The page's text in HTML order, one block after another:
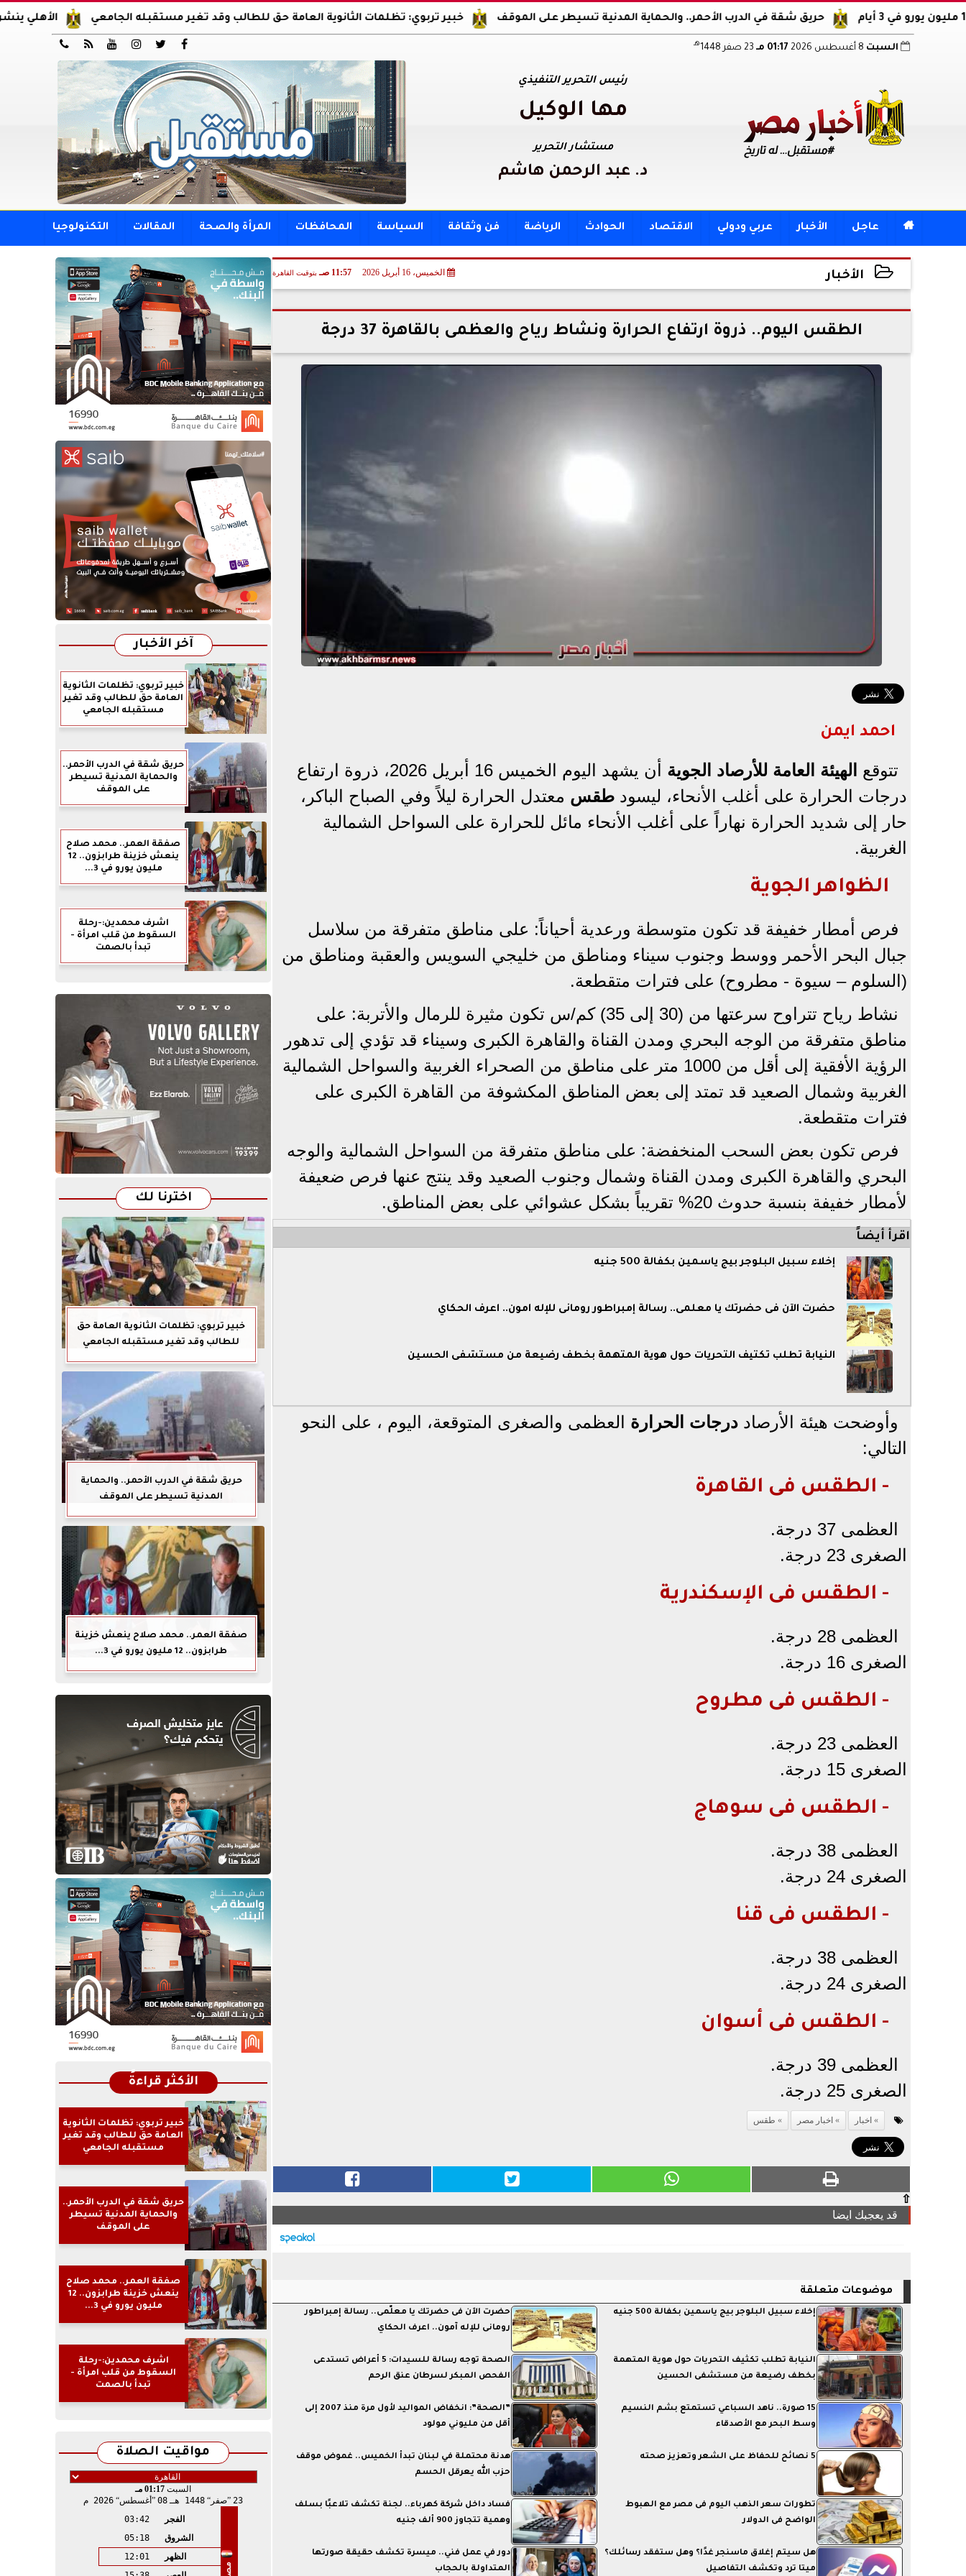
الأهلي ينشر صوراً من خبير تربوي: تظلمات الثانوية العامة حق للطالب وقد تغير مستقبله الجامعي حريق شقة في الدرب الأحمر.. والحماية المدنية تسيطر على الموقف





 السبت 01:17 مـ هـ
رئيس التحرير التنفيذي
مها الوكيل
مستشار التحرير
د. عبد الرحمن هاشم
 عاجل الأخبار عربي ودولي الاقتصاد الحوادث الرياضة فن وثقافة السياسة المحافظات المرأة والصحة المقالات التكنولوجيا
الأخبار الخميس، 16 أبريل 2026 11:57 صـ بتوقيت القاهرة
2026-04-16 11:57:46
الطقس اليوم.. ذروة ارتفاع الحرارة ونشاط رياح والعظمى بالقاهرة 37 درجة
احمد ايمن
تتوقع الهيئة العامة للأرصاد الجوية
أن يشهد اليوم الخميس 16 أبريل 2026، ذروة ارتفاع
درجات الحرارة على أغلب الأنحاء، ل​يسود طقس معتدل الحرارة ليلاً وفي الصباح الباكر،
حار إلى شديد الحرارة نهاراً على أغلب الأنحاء مائل للحرارة على السواحل الشمالية
الغربية.
الظواهر الجوية
​فرص أمطار خفيفة قد تكون متوسطة ورعدية أحياناً: على مناطق متفرقة من سلاسل
جبال البحر الأحمر ووسط وجنوب سيناء ومناطق من خليجي السويس والعقبة ومناطق من
(السلوم – سيوة - مطروح) على فترات متقطعة.
​نشاط رياح تتراوح سرعتها من (30 إلى 35) كم/س تكون مثيرة للرمال والأتربة: على
مناطق متفرقة من الوجه البحري ومدن القناة والقاهرة الكبرى وسيناء قد تؤدي إلى تدهور
الرؤية الأفقية إلى أقل من 1000 متر على مناطق من الصحراء الغربية والسواحل الشمالية
الغربية وشمال الصعيد قد تمتد إلى بعض المناطق المكشوفة من القاهرة الكبرى على
فترات متقطعة.
​فرص تكون بعض السحب المنخفضة: على مناطق متفرقة من السواحل الشمالية والوجه
البحري والقاهرة الكبرى ومدن القناة وشمال وجنوب الصعيد وقد ينتج عنها فرص ضعيفة
لأمطار خفيفة بنسبة حدوث 20% تقريباً بشكل عشوائي على بعض المناطق.
اقرأ أيضاً
إخلاء سبيل البلوجر بيج ياسمين بكفالة 500 جنيه
حضرت الآن فى حضرتك يا معلّمى.. رسالة إمبراطور رومانى للإله آمون.. اعرف الحكاي
النيابة تطلب تكثيف التحريات حول هوية المتهمة بخطف رضيعة من مستشفى الحسين
وأوضحت هيئة الأرصاد درجات الحرارة
العظمى والصغرى المتوقعة، اليوم ، على النحو
التالي:
- الطقس فى القاهرة
العظمى 37 درجة.
الصغرى 23 درجة.
- الطقس فى الإسكندرية
العظمى 28 درجة.
الصغرى 16 درجة.
- الطقس فى مطروح
العظمى 23 درجة.
الصغرى 15 درجة.
- الطقس فى سوهاج
العظمى 38 درجة.
الصغرى 24 درجة.
- الطقس فى قنا
العظمى 38 درجة.
الصغرى 24 درجة.
- الطقس فى أسوان
العظمى 39 درجة.
الصغرى 25 درجة.
اخبار اخبار مصر طقس
⇧
قد يعجبك ايضا
موضوعات متعلقة
إخلاء سبيل البلوجر بيج ياسمين بكفالة 500 جنيه
حضرت الآن فى حضرتك يا معلّمى.. رسالة إمبراطور
رومانى للإله آمون.. اعرف الحكاي
النيابة تطلب تكثيف التحريات حول هوية المتهمة
بخطف رضيعة من مستشفى الحسين
الصحة توجه رسالة للسيدات: 5 أعراض تستدعى
الفحص المبكر لسرطان عنق الرحم
15 صورة.. ناهد السباعي تستمتع بشم النسيم
وسط البحر مع الأصدقاء
”الصحة”: انخفاض المواليد لأول مرة منذ 2007 إلى
أقل من مليوني مولود
5 نصائح للحفاظ على الشعر وتعزيز صحته
هدنة محتملة في لبنان تبدأ الخميس.. غموض موقف
حزب الله يعرقل الحسم
تطورات سعر الذهب اليوم فى مصر مع الهبوط
الواضح فى الدولار
فساد داخل شركة كهرباء.. لجنة تكشف تلاعبًا بسلف
وهمية تتجاوز 900 ألف جنيه
هل سيتم إغلاق ماسنجر غدًا؟ وهل ستفقد رسائلك؟
ميتا ترد وتكشف التفاصيل
دور في عمل فني.. ميسرة تكشف حقيقة صورتها
المتداولة بالحجاب
آخر الأخبار
خبير تربوي: تظلمات الثانوية
العامة حق للطالب وقد تغير
مستقبله الجامعي
حريق شقة في الدرب الأحمر..
والحماية المدنية تسيطر
على الموقف
صفقة العمر.. محمد صلاح
ينعش خزينة طرابزون.. 12
مليون يورو في 3...
اشرف محمدين:-رحلة
السقوط من قلب امرأة -
تبدأ بالصمت
اخترنا لك
خبير تربوي: تظلمات الثانوية العامة حق
للطالب وقد تغير مستقبله الجامعي
حريق شقة في الدرب الأحمر.. والحماية
المدنية تسيطر على الموقف
صفقة العمر.. محمد صلاح ينعش خزينة
طرابزون.. 12 مليون يورو في 3...
الأكثر قراءةً
خبير تربوي: تظلمات الثانوية
العامة حق للطالب وقد تغير
مستقبله الجامعي
حريق شقة في الدرب الأحمر..
والحماية المدنية تسيطر
على الموقف
صفقة العمر.. محمد صلاح
ينعش خزينة طرابزون.. 12
مليون يورو في 3...
اشرف محمدين:-رحلة
السقوط من قلب امرأة -
تبدأ بالصمت
مواقيت الصلاة
السبت 01:17 مـ
23 صفر 1448 هـ 08 أغسطس 2026 م
مصر
الفجر
03:42
الشروق
05:18
الظهر
12:01